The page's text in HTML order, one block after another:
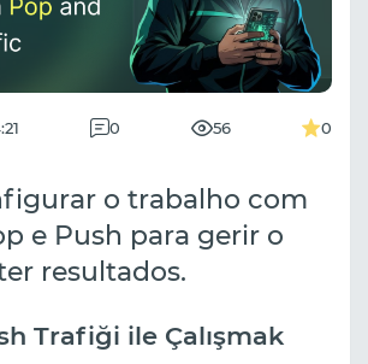
0 56 0
o trabalho com
e Push para gerir o
resultados.
Trafiği ile Çalışmak